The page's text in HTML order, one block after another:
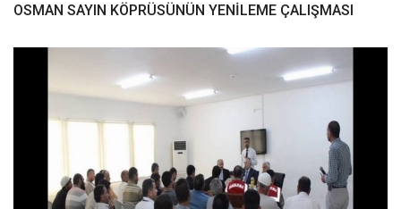
OSMAN SAYIN KÖPRÜSÜNÜN YENİLEME ÇALIŞMASI